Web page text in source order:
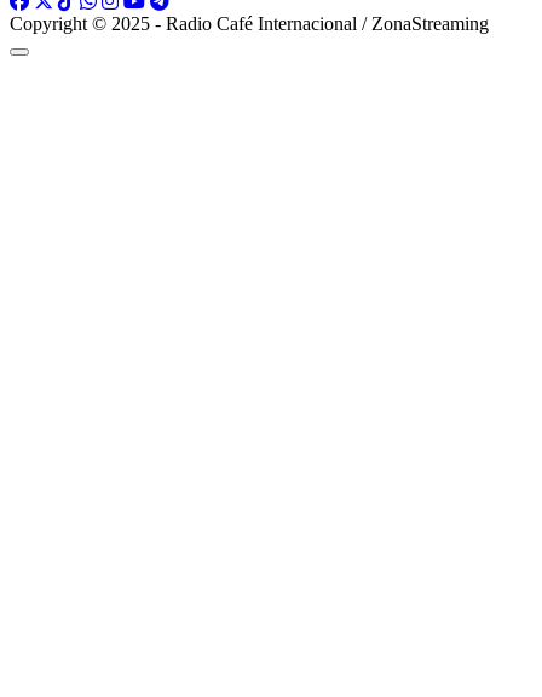
Copyright © 2025 - Radio Café Internacional / ZonaStreaming